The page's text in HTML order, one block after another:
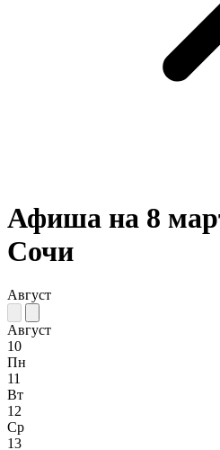
Афиша на 8
Сочи
Август
Август
10
Пн
11
Вт
12
Ср
13